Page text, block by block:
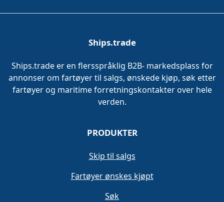
Ships.trade
Ships.trade er en flersspråklig B2B- markedsplass for
annonser om fartøyer til salgs, ønskede kjøp, søk etter
fartøyer og maritime forretningskontakter over hele
verden.
PRODUKTER
Skip til salgs
Fartøyer ønskes kjøpt
Søk